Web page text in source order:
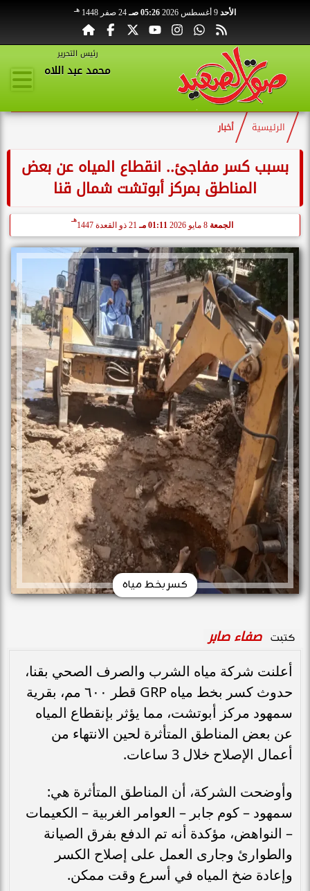
الأحد 05:26 صـ 24 صفر 1448 هـ
رئيس التحرير
محمد عبد اللاه
الرئيسية أخبار
بسبب كسر مفاجئ.. انقطاع المياه عن بعض
المناطق بمركز أبوتشت شمال قنا
الجمعة 01:11 مـ 21 ذو القعدة 1447
هـ
كسر بخط مياه
كتبت صفاء صابر
أعلنت شركة مياه الشرب والصرف الصحي بقنا،
حدوث كسر بخط مياه GRP قطر ٦٠٠ مم، بقرية
سمهود مركز أبوتشت، مما يؤثر بإنقطاع المياه
عن بعض المناطق المتأثرة لحين الانتهاء من
أعمال الإصلاح خلال 3 ساعات.
وأوضحت الشركة، أن المناطق المتأثرة هي:
سمهود – كوم جابر – العوامر الغربية – الكعيمات
– النواهض، مؤكدة أنه تم الدفع بفرق الصيانة
والطوارئ وجارى العمل على إصلاح الكسر
وإعادة ضخ المياه في أسرع وقت ممكن.